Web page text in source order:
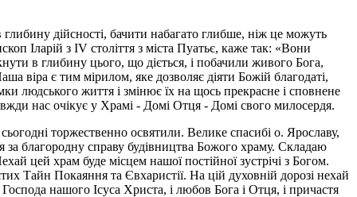
дійсності, бачити набагато глибше, ніж це можуть
Іларій з IV століття з міста Пуатьє, каже так: «Вони
в глибину цього, що діється, і побачили живого Бога,
віра є тим мірилом, яке дозволяє діяти Божій благодаті,
людського життя і змінює їх на щось прекрасне і сповнене
нас очікує у Храмі - Домі Отця - Домі свого милосердя.
торжественно освятили. Велике спасибі о. Ярославу,
за благородну справу будівництва Божого храму. Складаю
цей храм буде місцем нашої постійної зустрічі з Богом.
Тайн Покаяння та Євхаристії. На цій духовній дорозі нехай
нашого Ісуса Христа, і любов Бога і Отця, і причастя